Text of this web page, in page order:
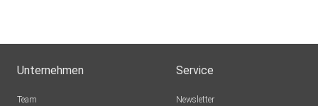
Unternehmen
Team
Service
Newsletter